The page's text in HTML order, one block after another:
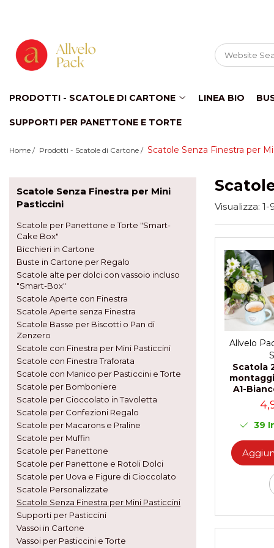
Prodotti - Scatole di Cartone
Scatole per Panettone e Torte
Scatole per Panettone e Torte con
Scatole per Panettone e Torte senza
Bicchieri in Cartone
Scatole alte per dolci con
vassoio incluso "Smart-Box"
Pasticcini
Pasticcini
Scatole Aperte con Finestra
Scatole Aperte senza Finestra
Scatole Basse per Biscotti o
Pan di Zenzero
Scatole con Finestra per Mini
Pasticcini
Scatole con Finestra Traforata
Scatole Aperte con Finestra
Decorata Effetto Pizzo e Vassoio
Scatole per Macarons con Finestra
Decorata Effetto Pizzo
Scatole per Panettone, Torte e Mini
Torte con Finestra Decorata Effetto
Pizzo
Scatole con Manico per
Pasticcini e Torte
Scatole per Bomboniere
Scatole con Finestra per
Bomboniere
Scatole con Manico
PRODOTTI - SCATOLE DI CARTONE LINEA BIO
SUPPORTI PER PANETTONE E TORTE
Home / Prodotti - Scatole di Cartone / Scatole Senza Finestra per
Scatole Senza Finestra per Mini
Pasticcini
Scatole per Panettone e Torte "Smart-
Cake Box"
Bicchieri in Cartone
Buste in Cartone per Regalo
Scatole alte per dolci con vassoio incluso
"Smart-Box"
Scatole Aperte con Finestra
Scatole Aperte senza Finestra
Scatole Basse per Biscotti o Pan di
Zenzero
Scatole con Finestra per Mini Pasticcini
Scatole con Finestra Traforata
Scatole con Manico per Pasticcini e Torte
Scatole per Bomboniere
Scatole per Cioccolato in Tavoletta
Scatole per Confezioni Regalo
Scatole per Macarons e Praline
Scatole per Muffin
Scatole per Panettone
Scatole per Panettone e Rotoli Dolci
Scatole per Uova e Figure di Cioccolato
Scatole Personalizzate
Scatole Senza Finestra per Mini Pasticcini
Supporti per Pasticcini
Vassoi in Cartone
Vassoi per Pasticcini e Torte
Visualizza: 1-
Allvelo
Scatola
A1-
39